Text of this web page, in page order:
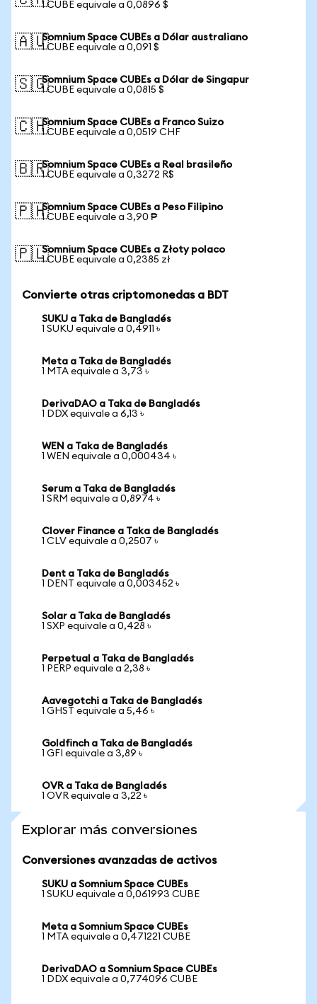
1 CUBE equivale a 0,0896 $
🇦🇺Somnium Space CUBEs a Dólar australiano
1 CUBE equivale a 0,091 $
🇸🇬Somnium Space CUBEs a Dólar de Singapur
1 CUBE equivale a 0,0815 $
🇨🇭Somnium Space CUBEs a Franco Suizo
1 CUBE equivale a 0,0519 CHF
🇧🇷Somnium Space CUBEs a Real brasileño
1 CUBE equivale a 0,3272 R$
🇵🇭Somnium Space CUBEs a Peso Filipino
1 CUBE equivale a 3,90 ₱
🇵🇱Somnium Space CUBEs a Złoty polaco
1 CUBE equivale a 0,2385 zł
Convierte otras criptomonedas a BDT
SUKU a Taka de Bangladés
1 SUKU equivale a 0,4911 ৳
Meta a Taka de Bangladés
1 MTA equivale a 3,73 ৳
DerivaDAO a Taka de Bangladés
1 DDX equivale a 6,13 ৳
WEN a Taka de Bangladés
1 WEN equivale a 0,000434 ৳
Serum a Taka de Bangladés
1 SRM equivale a 0,8974 ৳
Clover Finance a Taka de Bangladés
1 CLV equivale a 0,2507 ৳
Dent a Taka de Bangladés
1 DENT equivale a 0,003452 ৳
Solar a Taka de Bangladés
1 SXP equivale a 0,428 ৳
Perpetual a Taka de Bangladés
1 PERP equivale a 2,38 ৳
Aavegotchi a Taka de Bangladés
1 GHST equivale a 5,46 ৳
Goldfinch a Taka de Bangladés
1 GFI equivale a 3,89 ৳
OVR a Taka de Bangladés
1 OVR equivale a 3,22 ৳
Explorar más conversiones
Conversiones avanzadas de activos
SUKU a Somnium Space CUBEs
1 SUKU equivale a 0,061993 CUBE
Meta a Somnium Space CUBEs
1 MTA equivale a 0,471221 CUBE
DerivaDAO a Somnium Space CUBEs
1 DDX equivale a 0,774096 CUBE